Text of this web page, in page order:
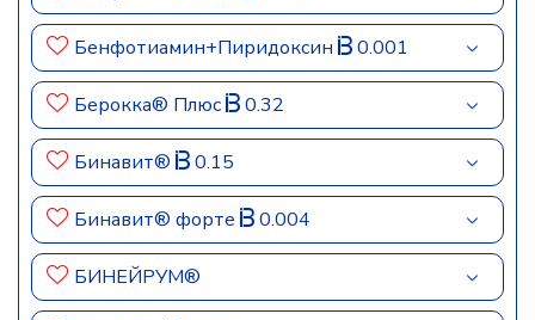
Бенфотиамин+Пиридоксин 0.001
Берокка® Плюс 0.32
Бинавит® 0.15
Бинавит® форте 0.004
БИНЕЙРУМ®